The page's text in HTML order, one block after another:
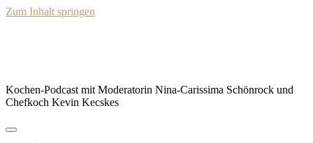
Zum Inhalt springen
Kochen-Podcast mit Moderatorin Nina-Carissima Schönrock und
Chefkoch Kevin Kecskes